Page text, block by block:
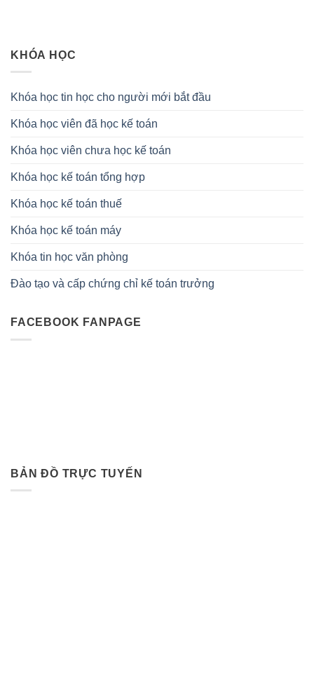
KHÓA HỌC
Khóa học tin học cho người mới bắt đầu
Khóa học viên đã học kế toán
Khóa học viên chưa học kế toán
Khóa học kế toán tổng hợp
Khóa học kế toán thuế
Khóa học kế toán máy
Khóa tin học văn phòng
Đào tạo và cấp chứng chỉ kế toán trưởng
FACEBOOK FANPAGE
BẢN ĐỒ TRỰC TUYẾN